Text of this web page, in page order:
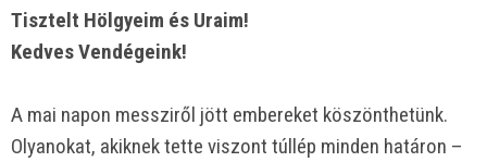
Tisztelt Hölgyeim és Uraim!
Kedves Vendégeink!
A mai napon messziről jött embereket köszönthetünk.
Olyanokat, akiknek tette viszont túllép minden határon –